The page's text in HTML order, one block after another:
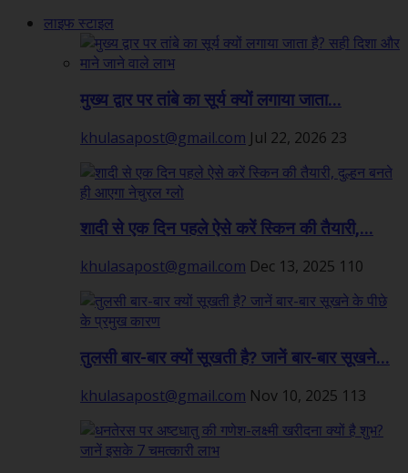
लाइफ स्टाइल
मुख्य द्वार पर तांबे का सूर्य क्यों लगाया जाता...
khulasapost@gmail.com Jul 22, 2026 23
शादी से एक दिन पहले ऐसे करें स्किन की तैयारी,...
khulasapost@gmail.com Dec 13, 2025 110
तुलसी बार-बार क्यों सूखती है? जानें बार-बार सूखने...
khulasapost@gmail.com Nov 10, 2025 113